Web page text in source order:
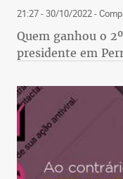
21:27 - 30/10/2022-
Quem ganhou o
presidente em